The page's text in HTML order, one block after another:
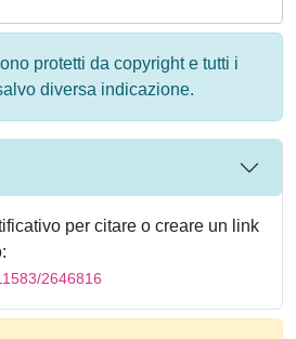
protetti da copyright e tutti i
diversa indicazione.
per citare o creare un link
2646816